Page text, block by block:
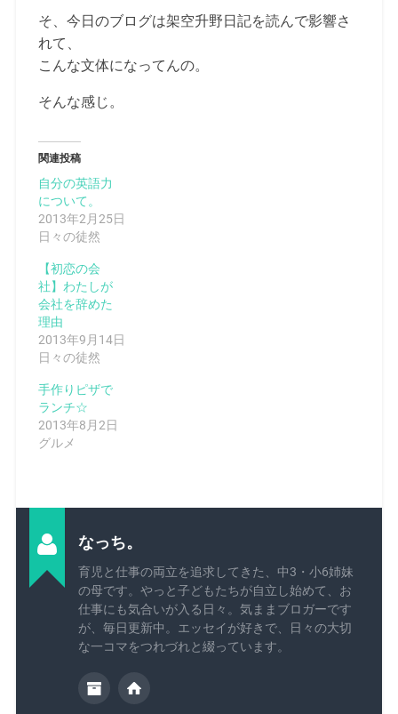
そ、今日のブログは架空升野日記を読んで影響さ
れて、
こんな文体になってんの。
そんな感じ。
関連投稿
自分の英語力
について。
2013年2月25日
日々の徒然
【初恋の会
社】わたしが
会社を辞めた
理由
2013年9月14日
日々の徒然
手作りピザで
ランチ☆
2013年8月2日
グルメ
なっち。
育児と仕事の両立を追求してきた、中3・小6姉妹
の母です。やっと子どもたちが自立し始めて、お
仕事にも気合いが入る日々。気ままブロガーです
が、毎日更新中。エッセイが好きで、日々の大切
な一コマをつれづれと綴っています。